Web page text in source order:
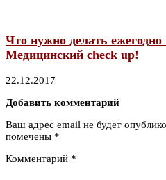
Что нужно делать
Медицинский check up!
22.12.2017
Добавить комментарий
Ваш адрес email не будет
помечены *
Комментарий *